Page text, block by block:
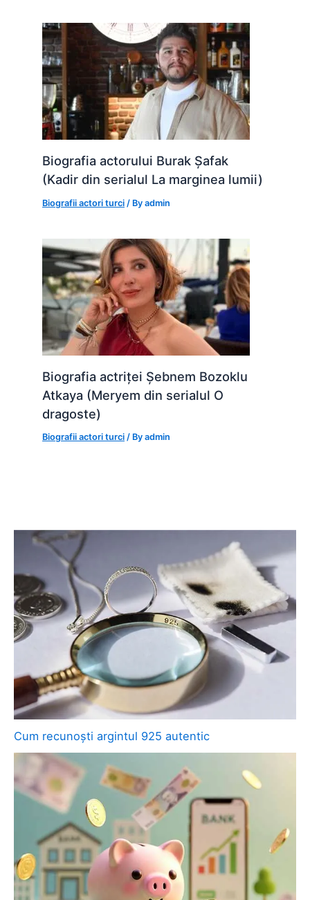
Biografia actorului Burak Șafak
(Kadir din serialul La marginea lumii)
Biografii actori turci / Byadmin
Biografia actriței Șebnem Bozoklu
Atkaya (Meryem din serialul O
dragoste)
Biografii actori turci / Byadmin
Cum recunoști argintul 925 autentic